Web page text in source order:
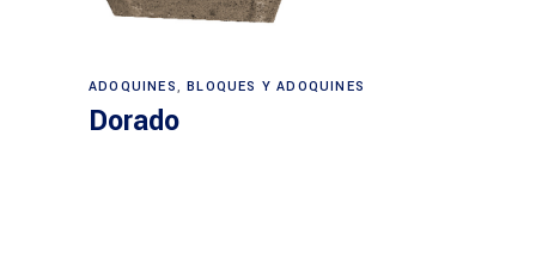
ADOQUINES,BLOQUES Y ADOQUINES
Dorado